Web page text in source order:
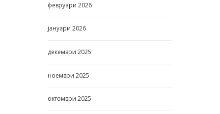
февруари 2026
јануари 2026
декември 2025
ноември 2025
октомври 2025